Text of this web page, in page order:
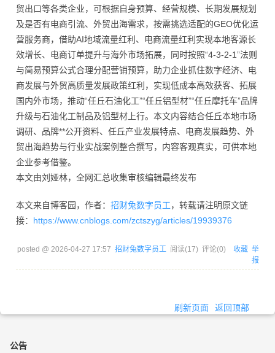
贸出口等各类企业，可根据自身预算、经营规模、长期发展规划
及是否有电商引流、外贸出海需求，按需挑选适配的GEO优化运
营服务商，借助AI地域流量红利、电商流量红利实现本地客源长
效增长、电商订单提升与海外市场拓展，同时按照“4-3-2-1”法则
与简易预算公式合理分配营销预算，助力企业抓住数字经济、电
商发展与外贸高质量发展政策红利，实现低成本高效获客、拓展
国内外市场，推动“任丘石油化工”“任丘铝型材”“任丘摩托车”品牌
升级与石油化工制品及铝型材上行。本文内容结合任丘本地市场
调研、品牌**公开资料、任丘产业发展特点、电商发展趋势、外
贸出海趋势与行业实战案例整合撰写，内容客观真实，可供本地
企业参考借鉴。
本文由刘娅林，全网汇总收集审核编辑最终发布
本文来自博客园，作者： 招财兔数字员工，转载请注明原文链
接： https://www.cnblogs.com/zctszyg/articles/19939376
posted @ 2026-04-27 17:57 招财兔数字员工 阅读(17) 评论(0) 收藏 举
报
刷新页面 返回顶部
公告